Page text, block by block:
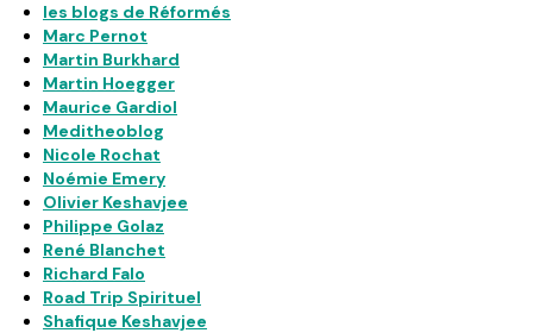
les blogs de Réformés
Marc Pernot
Martin Burkhard
Martin Hoegger
Maurice Gardiol
Meditheoblog
Nicole Rochat
Noémie Emery
Olivier Keshavjee
Philippe Golaz
René Blanchet
Richard Falo
Road Trip Spirituel
Shafique Keshavjee